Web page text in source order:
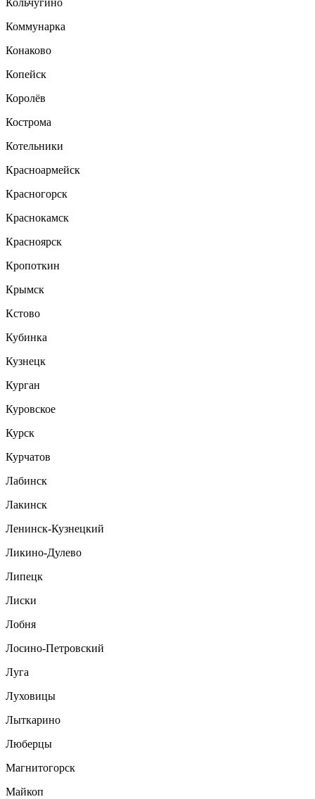
Кольчугино
Коммунарка
Конаково
Копейск
Королёв
Кострома
Котельники
Красноармейск
Красногорск
Краснокамск
Красноярск
Кропоткин
Крымск
Кстово
Кубинка
Кузнецк
Курган
Куровское
Курск
Курчатов
Лабинск
Лакинск
Ленинск-Кузнецкий
Ликино-Дулево
Липецк
Лиски
Лобня
Лосино-Петровский
Луга
Луховицы
Лыткарино
Люберцы
Магнитогорск
Майкоп